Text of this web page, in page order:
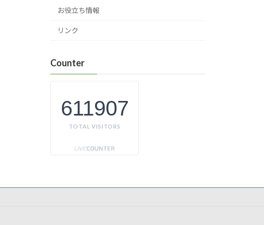
お役立ち情報
リンク
Counter
611907
TOTAL VISITORS